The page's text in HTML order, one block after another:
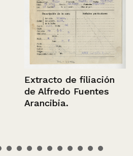
Extracto de filiación
de Alfredo Fuentes
Arancibia.